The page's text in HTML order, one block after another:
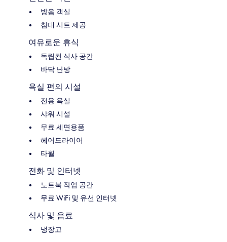
방음 객실
침대 시트 제공
여유로운 휴식
독립된 식사 공간
바닥 난방
욕실 편의 시설
전용 욕실
샤워 시설
무료 세면용품
헤어드라이어
타월
전화 및 인터넷
노트북 작업 공간
무료 WiFi 및 유선 인터넷
식사 및 음료
냉장고